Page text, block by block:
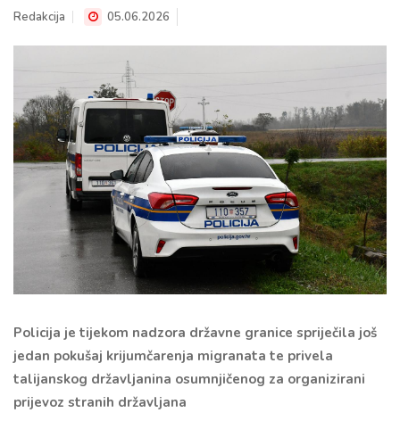
Redakcija 05.06.2026
Policija je tijekom nadzora državne granice spriječila još
jedan pokušaj krijumčarenja migranata te privela
talijanskog državljanina osumnjičenog za organizirani
prijevoz stranih državljana